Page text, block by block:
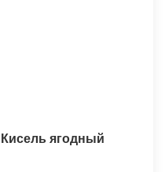
Кисель ягодный